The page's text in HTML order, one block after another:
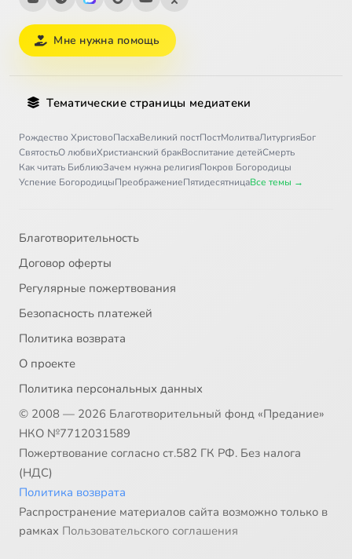
Мне нужна помощь
Тематические страницы медиатеки
Рождество ХристовоПасхаВеликий постПостМолитваЛитургияБог
СвятостьО любвиХристианский бракВоспитание детейСмерть
Как читать БиблиюЗачем нужна религияПокров Богородицы
Успение БогородицыПреображениеПятидесятницаВсе темы →
Благотворительность
Договор оферты
Регулярные пожертвования
Безопасность платежей
Политика возврата
О проекте
Политика персональных данных
© 2008 — 2026 Благотворительный фонд «Предание»
НКО №7712031589
Пожертвование согласно ст.582 ГК РФ. Без налога
(НДС)
Политика возврата
Распространение материалов сайта возможно только в
рамках Пользовательского соглашения